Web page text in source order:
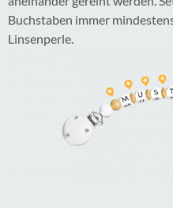
Buchstaben immer
Linsenperle.